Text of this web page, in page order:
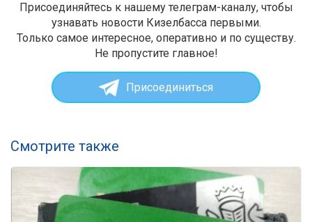
Присоединяйтесь к нашему телеграм-каналу, чтобы
узнавать новости Кизелбасса первыми.
Только самое интересное, оперативно и по существу.
Не пропустите главное!
Присоединиться
Смотрите также